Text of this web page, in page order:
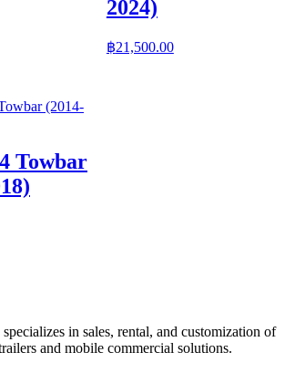
2024)
฿21,500.00
Towbar
in sales, rental, and customization of
and mobile commercial solutions.